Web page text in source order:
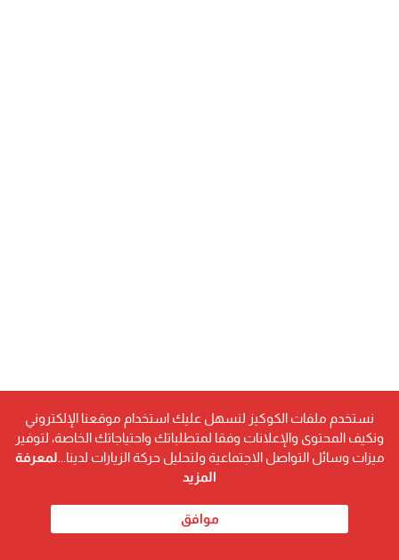
نستخدم ملفات الكوكيز لنسهل عليك استخدام موقعنا الإلكتروني
ونكيف المحتوى والإعلانات وفقا لمتطلباتك واحتياجاتك الخاصة، لتوفير
ميزات وسائل التواصل الاجتماعية ولتحليل حركة الزيارات لدينا... لمعرفة
المزيد
موافق